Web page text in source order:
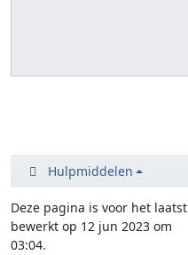
Hulpmiddelen
Deze pagina is voor het laatst
bewerkt op 12 jun 2023 om
03:04.